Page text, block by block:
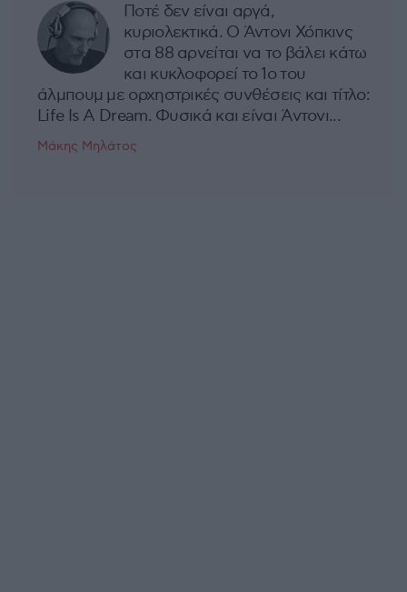
Ποτέ δεν είναι αργά,
κυριολεκτικά. Ο Άντονι Χόπκινς
στα 88 αρνείται να το βάλει κάτω
και κυκλοφορεί το 1ο του
άλμπουμ με ορχηστρικές συνθέσεις και τίτλο:
Life Is A Dream. Φυσικά και είναι Άντονι...
Μάκης Μηλάτος